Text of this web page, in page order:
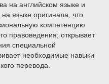
на английском языке и
языке оригинала, что
компетенцию
правоведения; открывает
специальной
необходимые навыки
перевода.